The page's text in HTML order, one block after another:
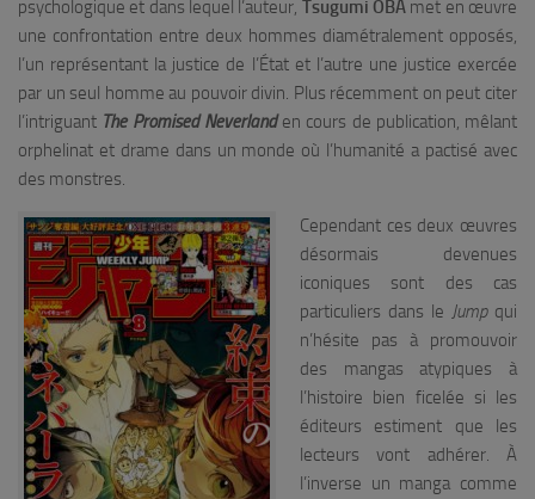
psychologique et dans lequel l’auteur, Tsugumi ÔBA met en œuvre
une confrontation entre deux hommes diamétralement opposés,
l’un représentant la justice de l’État et l’autre une justice exercée
par un seul homme au pouvoir divin. Plus récemment on peut citer
l’intriguant The Promised Neverland en cours de publication, mêlant
orphelinat et drame dans un monde où l’humanité a pactisé avec
des monstres.
Cependant ces deux œuvres
désormais devenues
iconiques sont des cas
particuliers dans le Jumpqui
n’hésite pas à promouvoir
des mangas atypiques à
l’histoire bien ficelée si les
éditeurs estiment que les
lecteurs vont adhérer. À
l’inverse un manga comme